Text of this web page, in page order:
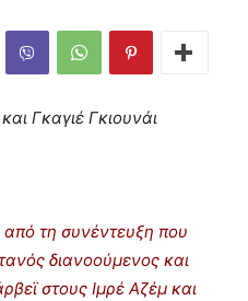
Γκαγιέ Γκιουνάι
τη συνέντευξη που
διανοούμενος και
στους Ιμρέ Αζέμ και